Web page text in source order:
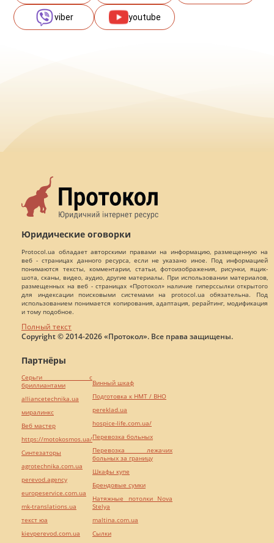
viber youtube
Юридические оговорки
Protocol.ua обладает авторскими правами на информацию, размещенную на
веб - страницах данного ресурса, если не указано иное. Под информацией
понимаются тексты, комментарии, статьи, фотоизображения, рисунки, ящик-
шота, сканы, видео, аудио, другие материалы. При использовании материалов,
размещенных на веб - страницах «Протокол» наличие гиперссылки открытого
для индексации поисковыми системами на protocol.ua обязательна. Под
использованием понимается копирования, адаптация, рерайтинг, модификация
и тому подобное.
Полный текст
Copyright © 2014-2026 «Протокол». Все права защищены.
Партнёры
Серьги с
бриллиантами
alliancetechnika.ua
миралинкс
Веб мастер
https://motokosmos.ua/
Синтезаторы
agrotechnika.com.ua
perevod.agency
europeservice.com.ua
mk-translations.ua
текст юа
kievperevod.com.ua
Винный шкаф
Подготовка к НМТ / ВНО
pereklad.ua
hospice-life.com.ua/
Перевозка больных
Перевозка лежачих
больных за границу
Шкафы купе
Брендовые сумки
Натяжные потолки Nova
Stelya
maltina.com.ua
Cылки